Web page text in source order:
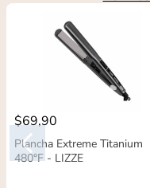
$69,90
Plancha Extreme Titanium
480°F - LIZZE